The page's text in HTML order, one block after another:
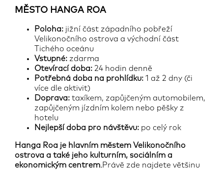
MĚSTO HANGA ROA
Poloha: jižní část západního pobřeží
Velikonočního ostrova a východní část
Tichého oceánu
Vstupné: zdarma
Otevírací doba: 24 hodin denně
Potřebná doba na prohlídku: 1 až 2 dny (či
více dle aktivit)
Doprava: taxíkem, zapůjčeným automobilem,
zapůjčeným jízdním kolem nebo pěšky z
hotelu
Nejlepší doba pro návštěvu: po celý rok
Hanga Roa je hlavním městem Velikonočního
ostrova a také jeho kulturním, sociálním a
ekonomickým centrem.Právě zde najdete většinu